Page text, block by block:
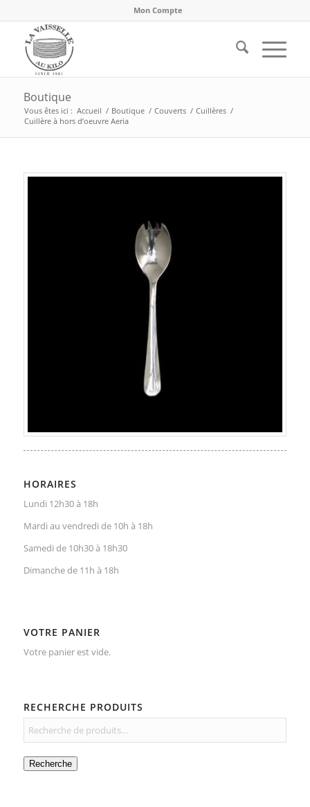
Mon Compte
Boutique
Vous êtes ici : Accueil / Boutique / Couverts / Cuillères /
Cuillère à hors d’oeuvre Aeria
HORAIRES
Lundi 12h30 à 18h
Mardi au vendredi de 10h à 18h
Samedi de 10h30 à 18h30
Dimanche de 11h à 18h
VOTRE PANIER
Votre panier est vide.
RECHERCHE PRODUITS
Recherche